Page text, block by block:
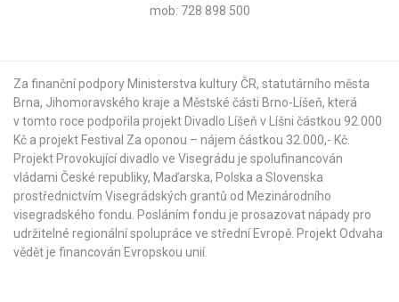
mob: 728 898 500
Za finanční podpory Ministerstva kultury ČR, statutárního města
Brna, Jihomoravského kraje a Městské části Brno-Líšeň, která
v tomto roce podpořila projekt Divadlo Líšeň v Líšni částkou 92.000
Kč a projekt Festival Za oponou – nájem částkou 32.000,- Kč.
Projekt Provokující divadlo ve Visegrádu je spolufinancován
vládami České republiky, Maďarska, Polska a Slovenska
prostřednictvím Visegrádských grantů od Mezinárodního
visegradského fondu . Posláním fondu je prosazovat nápady pro
udržitelné regionální spolupráce ve střední Evropě. Projekt Odvaha
vědět je financován Evropskou unií.